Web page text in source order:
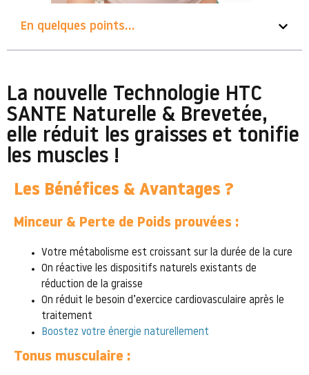
En quelques points...
La nouvelle Technologie HTC
SANTE Naturelle & Brevetée,
elle réduit les graisses et tonifie
les muscles !
Les Bénéfices & Avantages ?
Minceur & Perte de Poids prouvées :
Votre métabolisme est croissant sur la durée de la cure
On réactive les dispositifs naturels existants de
réduction de la graisse
On réduit le besoin d’exercice cardiovasculaire après le
traitement
Boostez votre énergie naturellement
Tonus musculaire :